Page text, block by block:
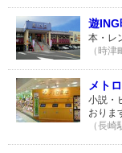
遊
本・レ
（時
メト
小説・
おりま
（長